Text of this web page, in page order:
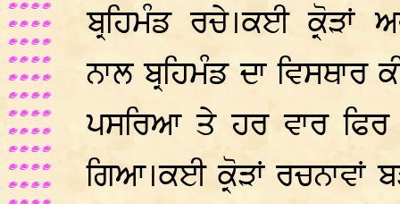
ਬ੍ਰਹਿਮੰਡ ਰਚੇ।ਕਈ ਕ੍ਰੋੜਾਂ
ਨਾਲ ਬ੍ਰਹਿਮੰਡ ਦਾ ਵਿਸਥਾਰ
ਪਸਰਿਆ ਤੇ ਹਰ ਵਾਰ
ਗਿਆ।ਕਈ ਕ੍ਰੋੜਾਂ